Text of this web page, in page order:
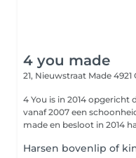
4 you made
21, Nieuwstraat Made 4921
4 You is in 2014 opgericht door
vanaf 2007 een
made en besloot in 2014
Harsen bovenlip of